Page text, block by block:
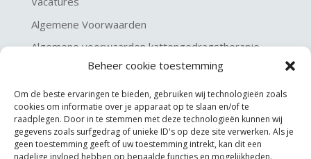
Beheer cookie toestemming
Om de beste ervaringen te bieden, gebruiken wij technologieën zoals
cookies om informatie over je apparaat op te slaan en/of te
raadplegen. Door in te stemmen met deze technologieën kunnen wij
gegevens zoals surfgedrag of unieke ID's op deze site verwerken. Als je
geen toestemming geeft of uw toestemming intrekt, kan dit een
nadelige invloed hebben op bepaalde functies en mogelijkheden.
Algemene Voorwaarden
Algemene voorwaarden kattengedragstherapie
Privacy verklaring
Disclaimer & Copyright